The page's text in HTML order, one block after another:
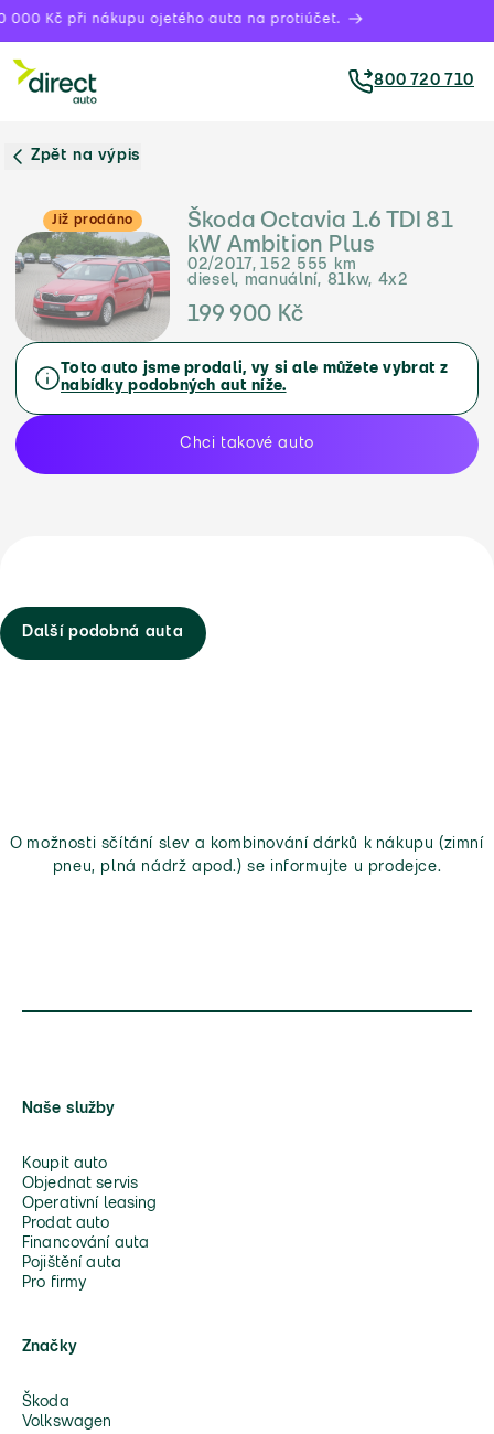
000 Kč při nákupu ojetého auta na protiúčet.
800 720 710
Zpět na výpis
Již prodáno
Škoda Octavia 1.6 TDI 81
kW Ambition Plus
02/2017, 152 555 km
diesel, manuální, 81kw, 4x2
199 900 Kč
Toto auto jsme prodali, vy si ale můžete vybrat z
nabídky podobných aut níže.
Chci takové auto
Další podobná auta
O možnosti sčítání slev a kombinování dárků k nákupu (zimní
pneu, plná nádrž apod.) se informujte u prodejce.
Naše služby
Koupit auto
Objednat servis
Operativní leasing
Prodat auto
Financování auta
Pojištění auta
Pro firmy
Značky
Škoda
Volkswagen